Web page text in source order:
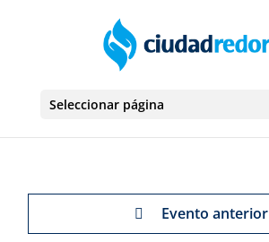
Seleccionar página
Evento anterior